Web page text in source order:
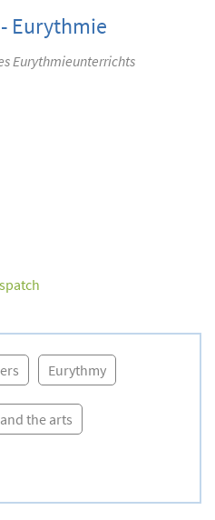
Eurythmie
Eurythmieunterrichts
Eurythmy
the arts